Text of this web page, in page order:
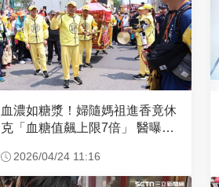
血濃如糖漿！婦隨媽祖進香竟休
克「血糖值飆上限7倍」 醫曝原
2026/04/24 11:16